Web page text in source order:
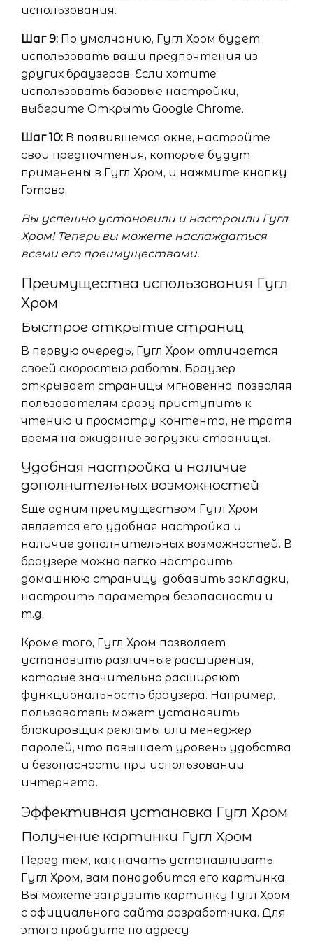
использования.
Шаг 9: По умолчанию, Гугл Хром будет
использовать ваши предпочтения из
других браузеров. Если хотите
использовать базовые настройки,
выберите Открыть Google Chrome.
Шаг 10: В появившемся окне, настройте
свои предпочтения, которые будут
применены в Гугл Хром, и нажмите кнопку
Готово.
Вы успешно установили и настроили Гугл
Хром! Теперь вы можете наслаждаться
всеми его преимуществами.
Преимущества использования Гугл
Хром
Быстрое открытие страниц
В первую очередь, Гугл Хром отличается
своей скоростью работы. Браузер
открывает страницы мгновенно, позволяя
пользователям сразу приступить к
чтению и просмотру контента, не тратя
время на ожидание загрузки страницы.
Удобная настройка и наличие
дополнительных возможностей
Еще одним преимуществом Гугл Хром
является его удобная настройка и
наличие дополнительных возможностей. В
браузере можно легко настроить
домашнюю страницу, добавить закладки,
настроить параметры безопасности и
т.д.
Кроме того, Гугл Хром позволяет
установить различные расширения,
которые значительно расширяют
функциональность браузера. Например,
пользователь может установить
блокировщик рекламы или менеджер
паролей, что повышает уровень удобства
и безопасности при использовании
интернета.
Эффективная установка Гугл Хром
Получение картинки Гугл Хром
Перед тем, как начать устанавливать
Гугл Хром, вам понадобится его картинка.
Вы можете загрузить картинку Гугл Хром
с официального сайта разработчика. Для
этого пройдите по адресу